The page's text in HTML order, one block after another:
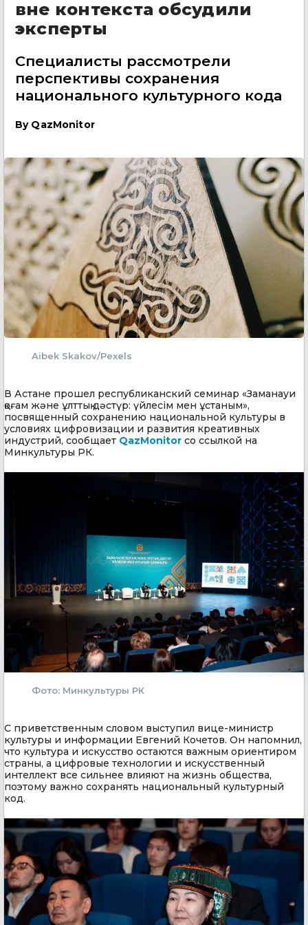
вне контекста обсудили
эксперты
Специалисты рассмотрели
перспективы сохранения
национального культурного кода
By QazMonitor
Aibek Skakov/Pexels
В Астане прошел республиканский семинар «Заманауи
қоғам және ұлттық дәстүр: үйлесім мен ұстаным»,
посвященный сохранению национальной культуры в
условиях цифровизации и развития креативных
индустрий, сообщает QazMonitor со ссылкой на
Минкультуры РК.
Фото: Минкультуры РК
С приветственным словом выступил вице-министр
культуры и информации Евгений Кочетов. Он напомнил,
что культура и искусство остаются важным ориентиром
страны, а цифровые технологии и искусственный
интеллект все сильнее влияют на жизнь общества,
поэтому важно сохранять национальный культурный
код.